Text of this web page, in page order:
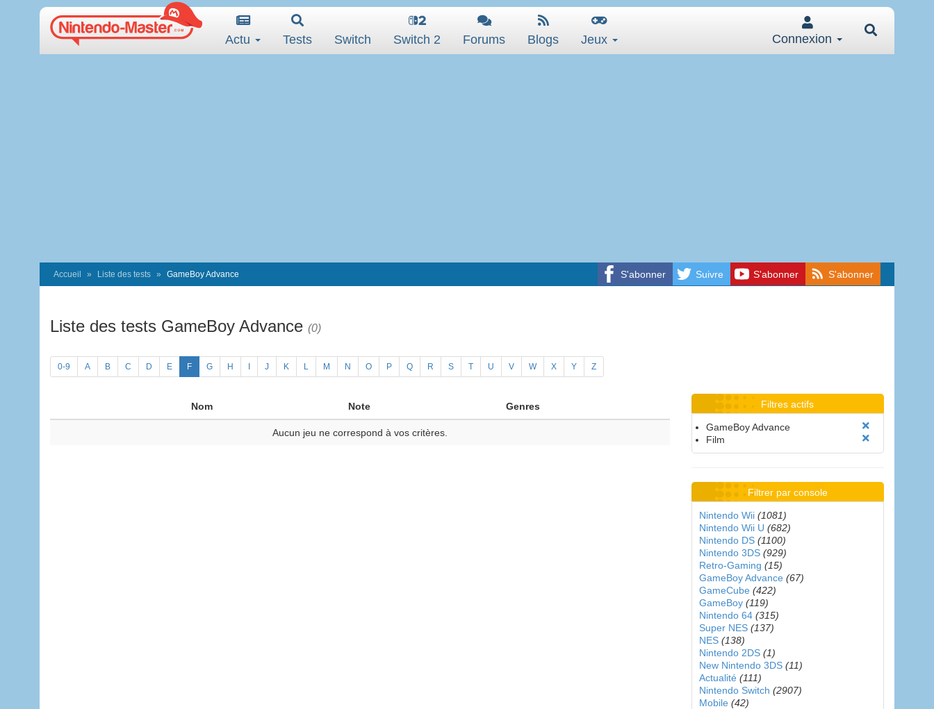
Actu Tests Switch Switch 2 Forums Blogs Jeux Connexion
S'abonner Suivre S'abonner S'abonner
Accueil Liste des tests GameBoy Advance
Liste des tests GameBoy Advance (0)
0-9 A B C D E F G H J K L M N O P Q R S T U V W X Y Z
Nom Note Genres
Aucun jeu ne correspond à vos critères.
Filtres actifs
GameBoy Advance
Film
Filtrer par console
Nintendo Wii (1081)
Nintendo Wii U (682)
Nintendo DS (1100)
Nintendo 3DS (929)
Retro-Gaming (15)
GameBoy Advance (67)
GameCube (422)
GameBoy (119)
Nintendo 64 (315)
Super NES (137)
NES (138)
Nintendo 2DS (1)
New Nintendo 3DS (11)
Actualité (111)
Nintendo Switch (2907)
Mobile (42)